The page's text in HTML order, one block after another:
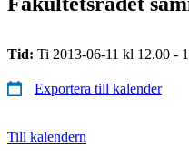
Tid: Ti 2013-06-11 kl 12.00 -
Exportera till kalender
Till kalendern